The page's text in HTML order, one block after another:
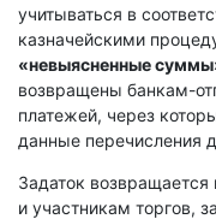
учитываться в
казначейскими
«невыясненные
возвращены банкам-
платежей, через
данные перечисления
Задаток
и участникам торгов,